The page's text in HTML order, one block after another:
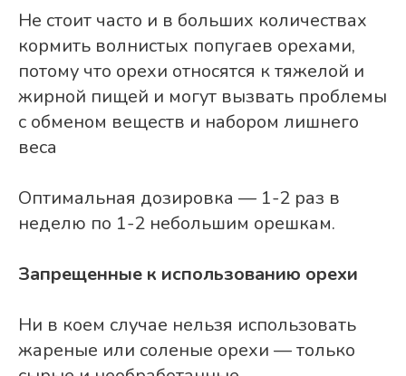
Не стоит часто и в больших количествах
кормить волнистых попугаев орехами,
потому что орехи относятся к тяжелой и
жирной пищей и могут вызвать проблемы
с обменом веществ и набором лишнего
веса
Оптимальная дозировка — 1-2 раз в
неделю по 1-2 небольшим орешкам.
Запрещенные к использованию орехи
Ни в коем случае нельзя использовать
жареные или соленые орехи — только